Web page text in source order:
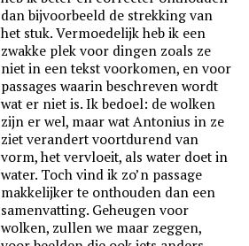
dan bijvoorbeeld de strekking van
het stuk. Vermoedelijk heb ik een
zwakke plek voor dingen zoals ze
niet in een tekst voorkomen, en voor
passages waarin beschreven wordt
wat er niet is. Ik bedoel: de wolken
zijn er wel, maar wat Antonius in ze
ziet verandert voortdurend van
vorm, het vervloeit, als water doet in
water. Toch vind ik zo’n passage
makkelijker te onthouden dan een
samenvatting. Geheugen voor
wolken, zullen we maar zeggen,